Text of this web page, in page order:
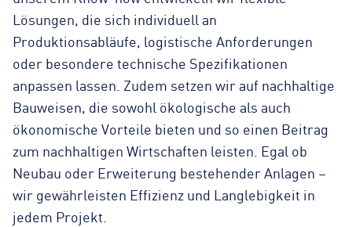
Lösungen, die sich individuell an
Produktionsabläufe, logistische Anforderungen
oder besondere technische Spezifikationen
anpassen lassen. Zudem setzen wir auf nachhaltige
Bauweisen, die sowohl ökologische als auch
ökonomische Vorteile bieten und so einen Beitrag
zum nachhaltigen Wirtschaften leisten. Egal ob
Neubau oder Erweiterung bestehender Anlagen –
wir gewährleisten Effizienz und Langlebigkeit in
jedem Projekt.